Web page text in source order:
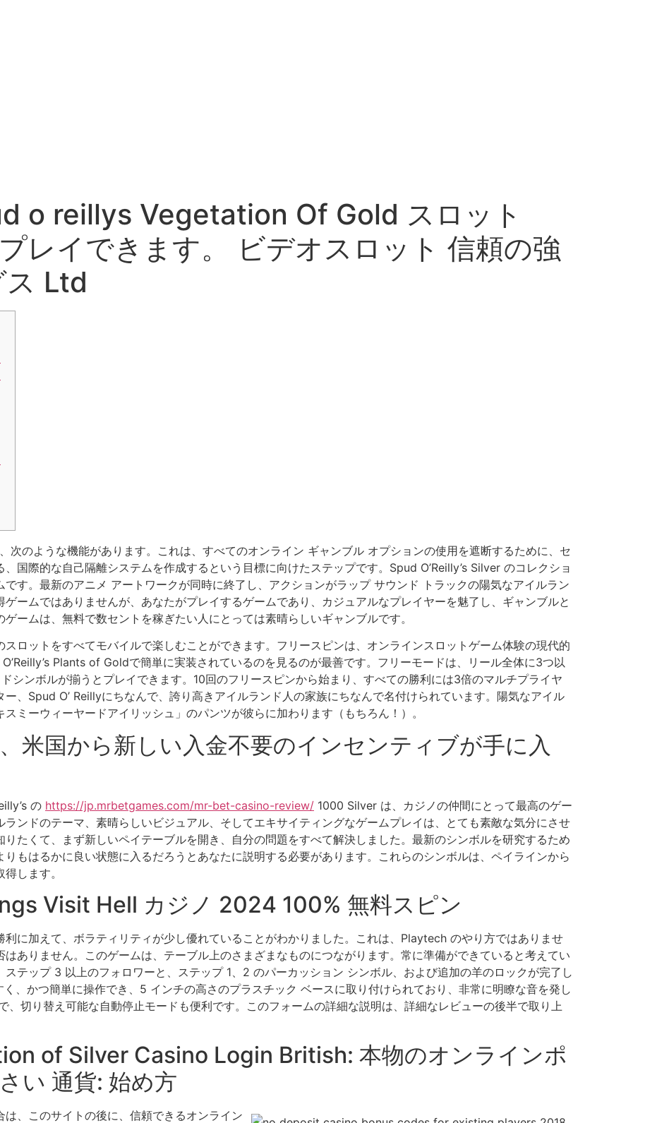
o reillys Vegetation Of Gold スロット
レイできます。 ビデオスロット 信頼の強
ス Ltd
次のような機能があります。これは、すべてのオンライン ギャンブル オプションの使用を遮断するために、セ
国際的な自己隔離システムを作成するという目標に向けたステップです。Spud O’Reilly’s Silver のコレクショ
す。最新のアニメ アートワークが同時に終了し、アクションがラップ サウンド トラックの陽気なアイルラン
ームではありませんが、あなたがプレイするゲームであり、カジュアルなプレイヤーを魅了し、ギャンブルと
ームは、無料で数セントを稼ぎたい人にとっては素晴らしいギャンブルです。
ロットをすべてモバイルで楽しむことができます。フリースピンは、オンラインスロットゲーム体験の現代的
Plants of Goldで簡単に実装されているのを見るのが最善です。フリーモードは、リール全体に3つ以
シンボルが揃うとプレイできます。10回のフリースピンから始まり、すべての勝利には3倍のマルチプライヤ
、Spud O’ Reillyにちなんで、誇り高きアイルランド人の家族にちなんで名付けられています。陽気なアイル
ミーウィーヤードアイリッシュ」のパンツが彼らに加わります（もちろん！）。
米国から新しい入金不要のインセンティブが手に入
の https://jp.mrbetgames.com/mr-bet-casino-review/ 1000 Silver は、カジノの仲間にとって最高のゲー
ンドのテーマ、素晴らしいビジュアル、そしてエキサイティングなゲームプレイは、とても素敵な気分にさせ
たくて、まず新しいペイテーブルを開き、自分の問題をすべて解決しました。最新のシンボルを研究するため
もはるかに良い状態に入るだろうとあなたに説明する必要があります。これらのシンボルは、ペイラインから
します。
Visit Hell カジノ 2024 100% 無料スピン
に加えて、ボラティリティが少し優れていることがわかりました。これは、Playtech のやり方ではありませ
ありません。このゲームは、テーブル上のさまざまなものにつながります。常に準備ができていると考えてい
テップ 3 以上のフォロワーと、ステップ 1、2 のパーカッション シンボル、および追加の羊のロックが完了し
、かつ簡単に操作でき、5 インチの高さのプラスチック ベースに取り付けられており、非常に明瞭な音を発し
、切り替え可能な自動停止モードも便利です。このフォームの詳細な説明は、詳細なレビューの後半で取り上
of Silver Casino Login British: 本物のオンラインポ
い 通貨: 始め方
、このサイトの後に、信頼できるオンライン